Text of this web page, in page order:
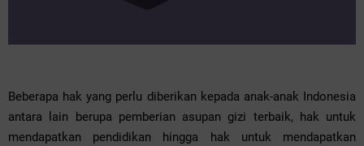
Beberapa hak yang perlu diberikan kepada anak-anak Indonesia
antara lain berupa pemberian asupan gizi terbaik, hak untuk
mendapatkan pendidikan hingga hak untuk mendapatkan